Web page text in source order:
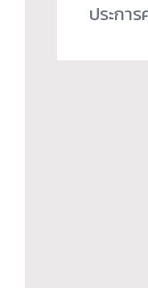
ประกา